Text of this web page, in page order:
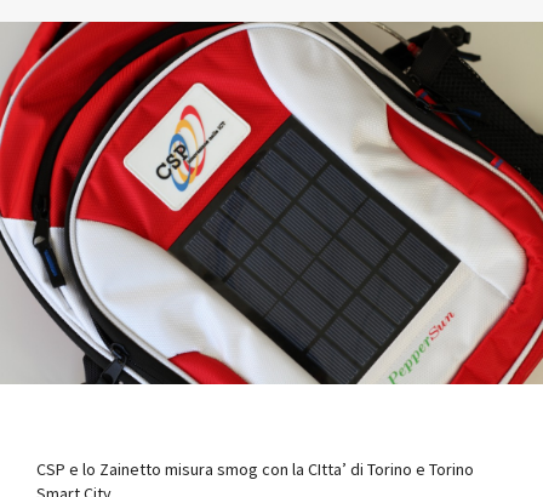
CSP e lo Zainetto misura smog con la CItta’ di Torino e Torino